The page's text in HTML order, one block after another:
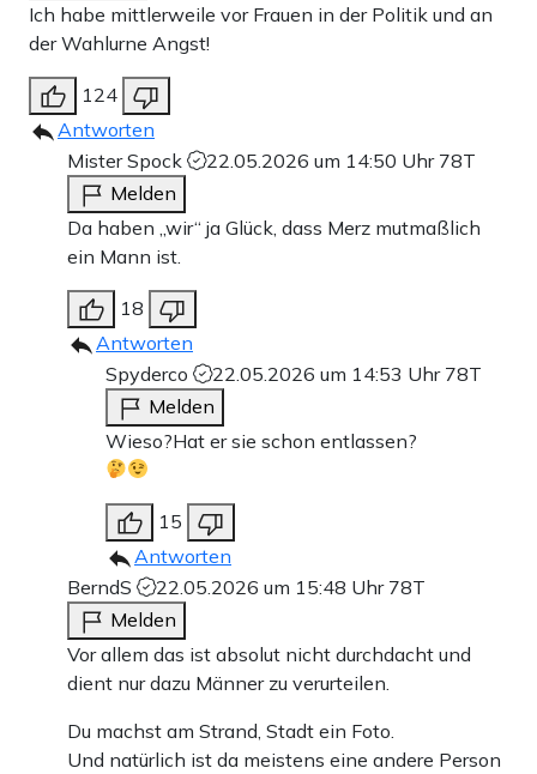
Ich habe mittlerweile vor Frauen in der Politik und an
der Wahlurne Angst!
124
Antworten
Mister Spock
22.05.2026 um 14:50 Uhr 78T
Melden
Da haben „wir“ ja Glück, dass Merz mutmaßlich
ein Mann ist.
18
Antworten
Spyderco
22.05.2026 um 14:53 Uhr 78T
Melden
Wieso?Hat er sie schon entlassen?
15
Antworten
BerndS
22.05.2026 um 15:48 Uhr 78T
Melden
Vor allem das ist absolut nicht durchdacht und
dient nur dazu Männer zu verurteilen.
Du machst am Strand, Stadt ein Foto.
Und natürlich ist da meistens eine andere Person